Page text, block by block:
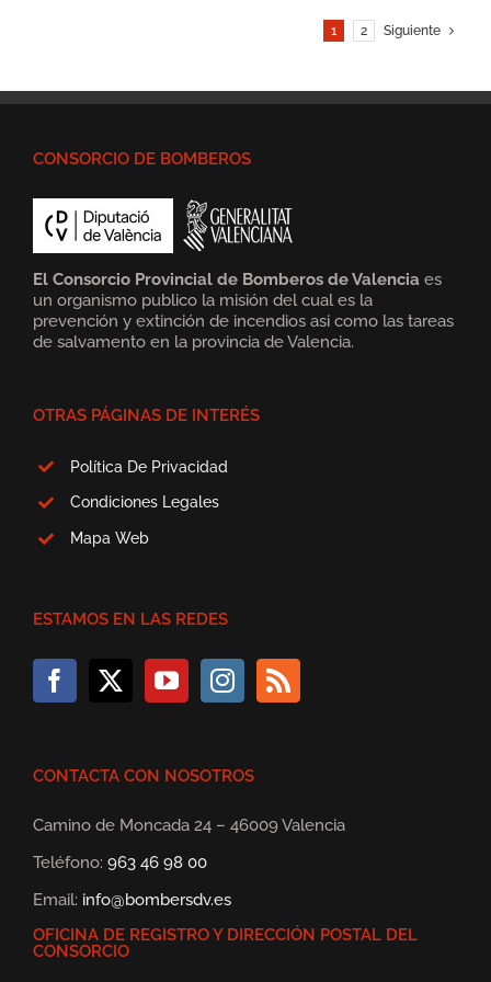
1 2 Siguiente
CONSORCIO DE BOMBEROS
El Consorcio Provincial de Bomberos de Valencia es
un organismo publico la misión del cual es la
prevención y extinción de incendios asi como las tareas
de salvamento en la provincia de Valencia.
OTRAS PÁGINAS DE INTERÉS
Política De Privacidad
Condiciones Legales
Mapa Web
ESTAMOS EN LAS REDES
CONTACTA CON NOSOTROS
Camino de Moncada 24 – 46009 Valencia
Teléfono: 963 46 98 00
Email: info@bombersdv.es
OFICINA DE REGISTRO Y DIRECCIÓN POSTAL DEL
CONSORCIO